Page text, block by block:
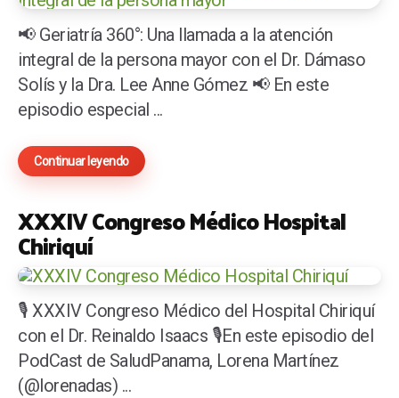
📢 Geriatría 360°: Una llamada a la atención
integral de la persona mayor con el Dr. Dámaso
Solís y la Dra. Lee Anne Gómez 📢 En este
episodio especial ...
Continuar leyendo
XXXIV Congreso Médico Hospital
Chiriquí
🎙️ XXXIV Congreso Médico del Hospital Chiriquí
con el Dr. Reinaldo Isaacs 🎙️En este episodio del
PodCast de SaludPanama, Lorena Martínez
(@lorenadas) ...